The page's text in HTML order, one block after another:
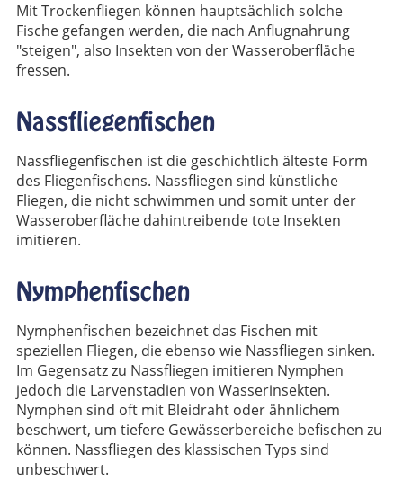
Mit Trockenfliegen können hauptsächlich solche
Fische gefangen werden, die nach Anflugnahrung
"steigen", also Insekten von der Wasseroberfläche
fressen.
Nassfliegenfischen
Nassfliegenfischen ist die geschichtlich älteste Form
des Fliegenfischens. Nassfliegen sind künstliche
Fliegen, die nicht schwimmen und somit unter der
Wasseroberfläche dahintreibende tote Insekten
imitieren.
Nymphenfischen
Nymphenfischen bezeichnet das Fischen mit
speziellen Fliegen, die ebenso wie Nassfliegen sinken.
Im Gegensatz zu Nassfliegen imitieren Nymphen
jedoch die Larvenstadien von Wasserinsekten.
Nymphen sind oft mit Bleidraht oder ähnlichem
beschwert, um tiefere Gewässerbereiche befischen zu
können. Nassfliegen des klassischen Typs sind
unbeschwert.